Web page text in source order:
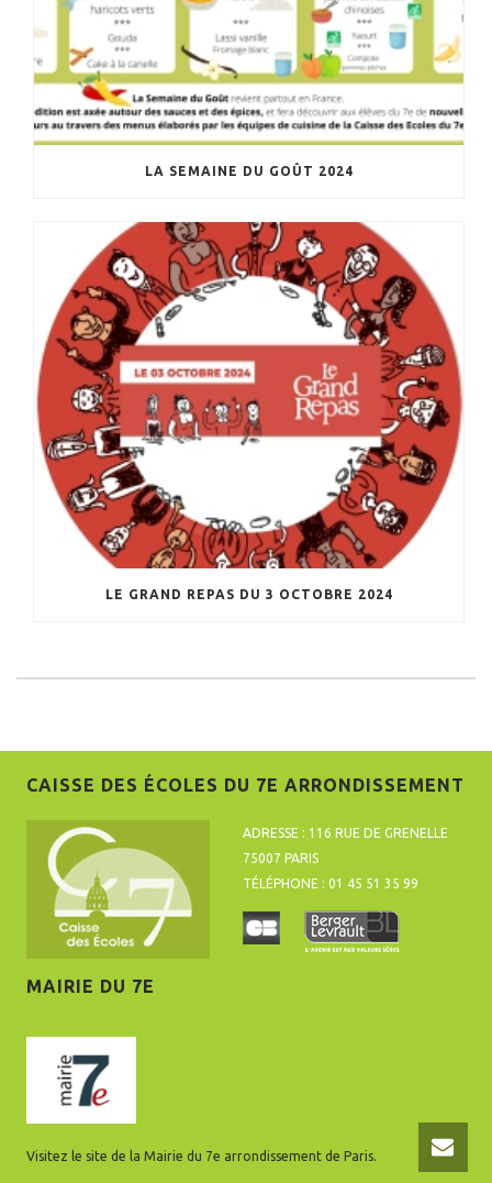
LA SEMAINE DU GOÛT 2024
LE GRAND REPAS DU 3 OCTOBRE 2024
CAISSE DES ÉCOLES DU 7E ARRONDISSEMENT
ADRESSE : 116 RUE DE GRENELLE
75007 PARIS
TÉLÉPHONE : 01 45 51 35 99
MAIRIE DU 7E
Visitez le site de la Mairie du 7e arrondissement de Paris.